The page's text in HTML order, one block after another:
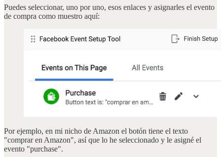
Puedes seleccionar, uno por uno, esos enlaces y asignarles el evento
de compra como muestro aquí:
Por ejemplo, en mi nicho de Amazon el botón tiene el texto
"comprar en Amazon", así que lo he seleccionado y le asigné el
evento "purchase".